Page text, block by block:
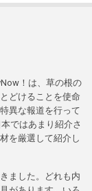
！は、草の根の
どけることを使命
異な報道を行って
ではあまり紹介さ
を厳選して紹介し
ました。どれも内